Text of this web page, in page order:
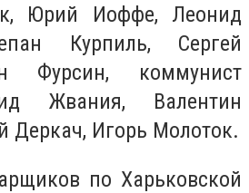
Юрий Иоффе, Леонид
Курпиль, Сергей
Фурсин, коммунист
Жвания, Валентин
Деркач, Игорь Молоток.
по Харьковской